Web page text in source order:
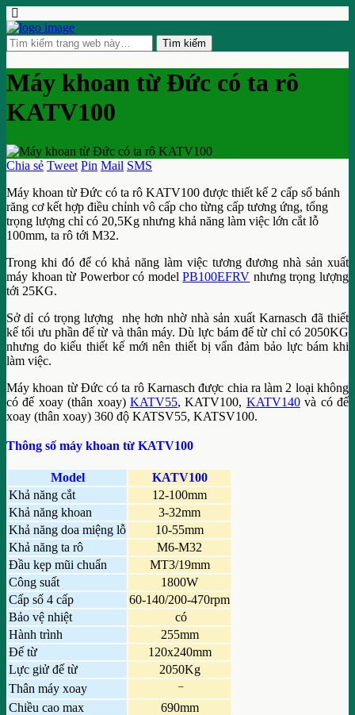
Máy khoan từ Đức có ta rô
KATV100
Chia sẻ Tweet Pin Mail SMS
Máy khoan từ Đức có ta rô KATV100 được thiết kế 2 cấp số bánh
răng cơ kết hợp điều chỉnh vô cấp cho từng cấp tương ứng, tổng
trọng lượng chỉ có 20,5Kg nhưng khả năng làm việc lớn cắt lỗ
100mm, ta rô tới M32.
Trong khi đó để có khả năng làm việc tương đương nhà sản xuất
máy khoan từ Powerbor có modelPB100EFRV nhưng trọng lượng
tới 25KG.
Sở dỉ có trọng lượng nhẹ hơn nhờ nhà sản xuất Karnasch đã thiết
kế tối ưu phần đế từ và thân máy. Dù lực bám đế từ chỉ có 2050KG
nhưng do kiếu thiết kế mới nên thiết bị vẩn đảm bảo lực bám khi
làm việc.
Máy khoan từ Đức có ta rô Karnasch được chia ra làm 2 loại không
có đế xoay (thân xoay) KATV55, KATV100, KATV140và có đế
xoay (thân xoay) 360 độ KATSV55, KATSV100.
Thông số máy khoan từ KATV100
Model
KATV100
Khả năng cắt
12-100mm
Khả năng khoan
3-32mm
Khả năng doa miệng lỗ
10-55mm
Khả năng ta rô
M6-M32
Đầu kẹp mũi chuẩn
MT3/19mm
Công suất
1800W
Cấp số 4 cấp
60-140/200-470rpm
Bảo vệ nhiệt
có
Hành trình
255mm
Đế từ
120x240mm
Lực giử đế từ
2050Kg
Thân máy xoay
–
Chiều cao max
690mm